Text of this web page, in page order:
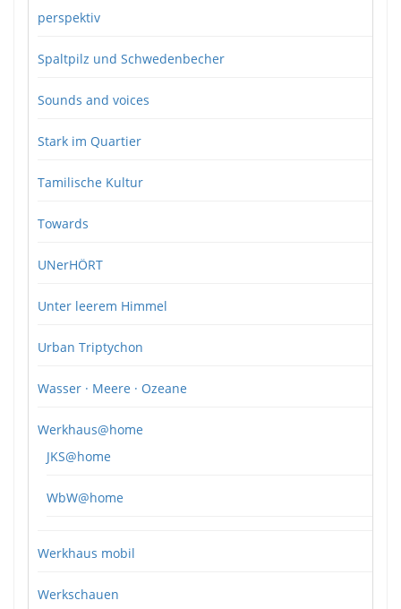
perspektiv
Spaltpilz und Schwedenbecher
Sounds and voices
Stark im Quartier
Tamilische Kultur
Towards
UNerHÖRT
Unter leerem Himmel
Urban Triptychon
Wasser · Meere · Ozeane
Werkhaus@home
JKS@home
WbW@home
Werkhaus mobil
Werkschauen